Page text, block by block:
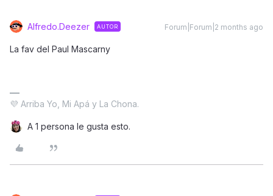
Alfredo.Deezer AUTOR Forum|Forum|2 months ago
La fav del Paul Mascarny
💜 Arriba Yo, Mi Apá y La Chona.
A 1 persona le gusta esto.